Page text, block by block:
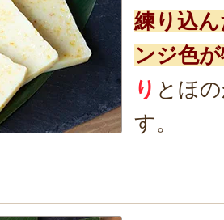
練り込
ンジ色
り とほ
す。